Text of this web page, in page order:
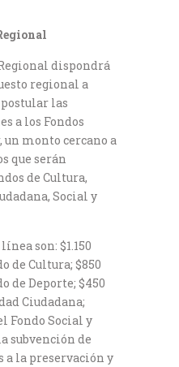
dispondrá
regional a
las
a los Fondos
un monto cercano a
que serán
de Cultura,
Social y
son: $1.150
de Cultura; $850
de Deporte; $450
Ciudadana;
Fondo Social y
subvención de
la preservación y